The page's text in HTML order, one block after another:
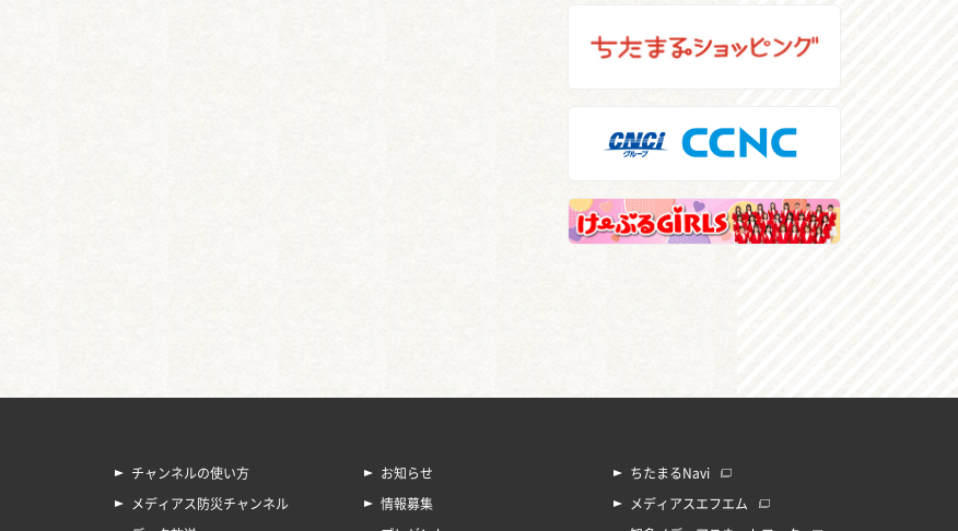
チャンネルの使い方
メディアス防災チャンネル
お知らせ
情報募集
ちたまるNavi
メディアスエフエム